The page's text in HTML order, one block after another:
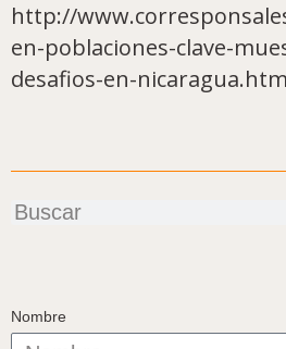
http://
en-poblaciones-clave-
desafios-en-
Buscar
Nombre